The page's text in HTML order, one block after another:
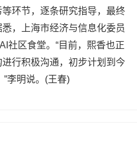
环节，逐条研究指导，最终
，上海市经济与信息化委员
社区食堂。“目前，熙香也正
行积极沟通，初步计划到今
李明说。(王春)